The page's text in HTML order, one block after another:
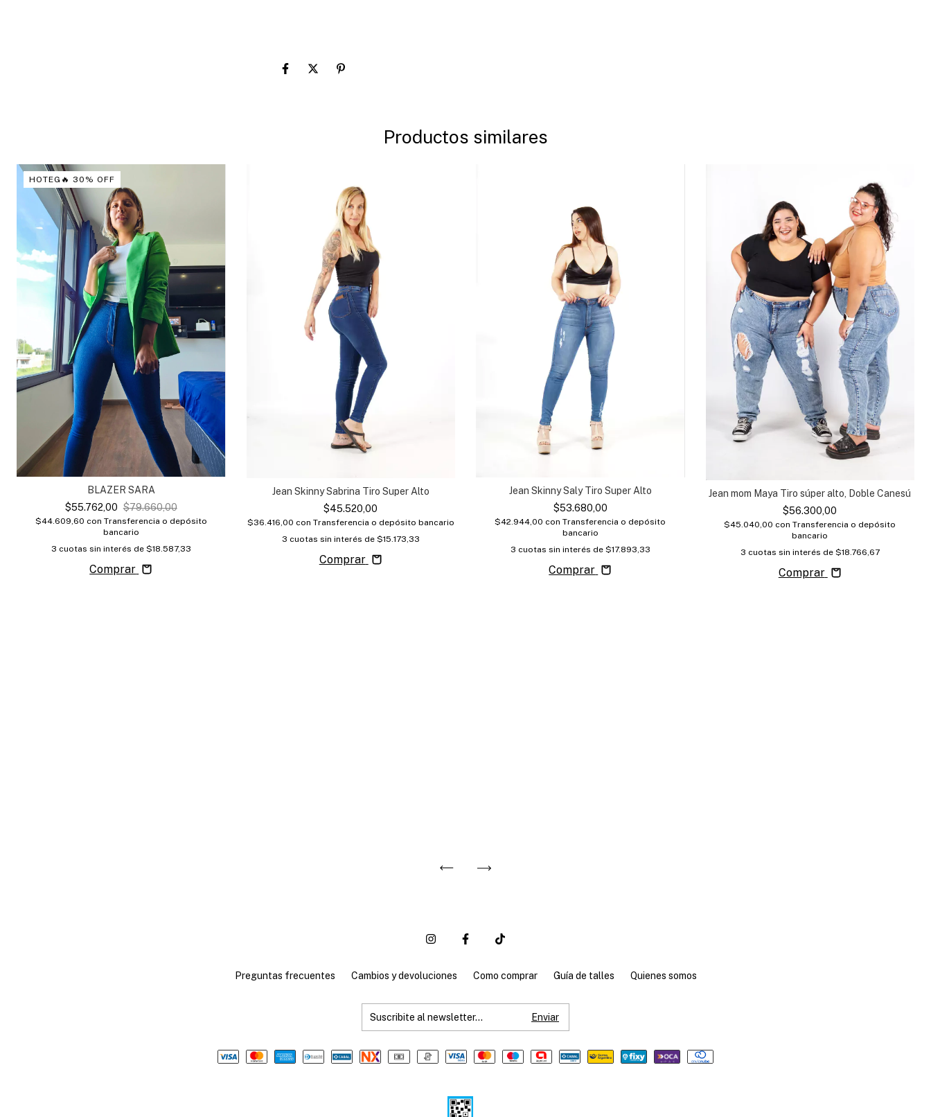
Productos similares
HOTEG🔥 30% OFF
BLAZER SARA
$55.762,00 $79.660,00
$44.609,60 con Transferencia o depósito
bancario
3 cuotas sin interés de $18.587,33
Comprar
Jean Skinny Sabrina Tiro Super Alto
$45.520,00
$36.416,00 con Transferencia o depósito bancario
3 cuotas sin interés de $15.173,33
Comprar
Jean Skinny Saly Tiro Super Alto
$53.680,00
$42.944,00 con Transferencia o depósito
bancario
3 cuotas sin interés de $17.893,33
Comprar
Jean mom Maya Tiro súper alto, Doble Canesú
$56.300,00
$45.040,00 con Transferencia o depósito
bancario
3 cuotas sin interés de $18.766,67
Comprar
Preguntas frecuentes Cambios y devoluciones Como comprar Guía de talles Quienes somos